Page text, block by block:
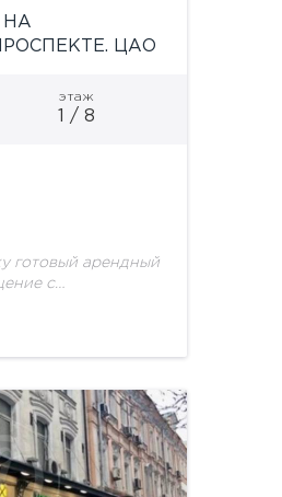
НА
ЦАО
этаж
1 / 8
готовый арендный
с
- 250 кв.м.: 1